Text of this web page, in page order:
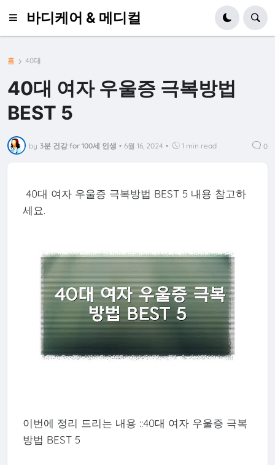
바디케어 & 메디컬
홈 40대
40대 여자 우울증 극복방법
BEST 5
by 3분 건강 for 100세 인생 • 6월 16, 2024 • 1 min read 0
40대 여자 우울증 극복방법 BEST 5 내용 참고하
세요.
이번에 정리 드리는 내용 ::40대 여자 우울증 극복
방법 BEST 5